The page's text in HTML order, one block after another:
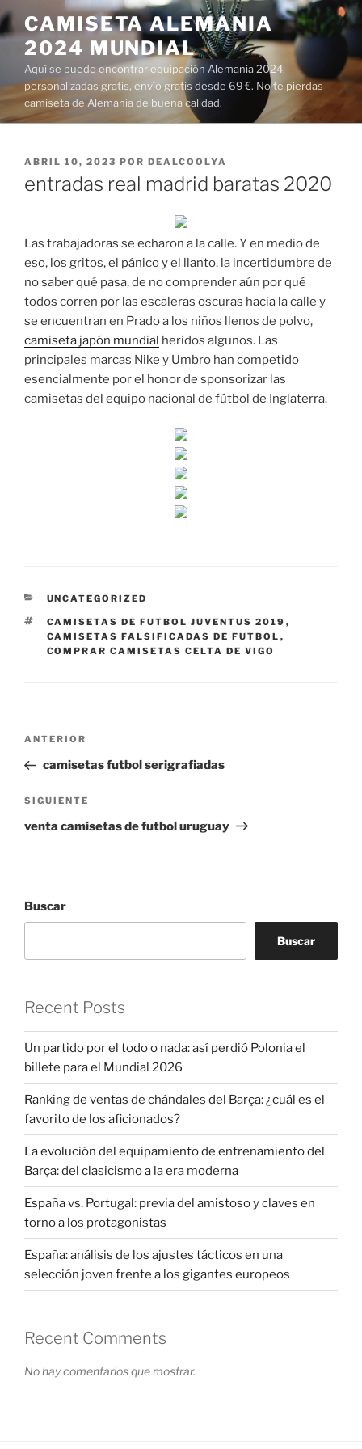
Saltar
al
contenido
CAMISETA ALEMANIA
2024 MUNDIAL
Aquí se puede encontrar equipación Alemania 2024,
personalizadas gratis, envío gratis desde 69 €. No te pierdas
camiseta de Alemania de buena calidad.
PUBLICADO
ABRIL 10, 2023 POR DEALCOOLYA
entradas real madrid baratas 2020
Las trabajadoras se echaron a la calle. Y en medio de
eso, los gritos, el pánico y el llanto, la incertidumbre de
no saber qué pasa, de no comprender aún por qué
todos corren por las escaleras oscuras hacia la calle y
se encuentran en Prado a los niños llenos de polvo,
camiseta japón mundial heridos algunos. Las
principales marcas Nike y Umbro han competido
esencialmente por el honor de sponsorizar las
camisetas del equipo nacional de fútbol de Inglaterra.
CATEGORÍAS
UNCATEGORIZED
ETIQUETAS
CAMISETAS DE FUTBOL JUVENTUS 2019 ,
CAMISETAS FALSIFICADAS DE FUTBOL ,
COMPRAR CAMISETAS CELTA DE VIGO
Navegación
entradas
Entrada
anterior:
ANTERIOR
camisetas futbol serigrafiadas
Siguiente
entrada
SIGUIENTE
venta camisetas de futbol uruguay
Buscar
Buscar
Recent Posts
Un partido por el todo o nada: así perdió Polonia el
billete para el Mundial 2026
Ranking de ventas de chándales del Barça: ¿cuál es el
favorito de los aficionados?
La evolución del equipamiento de entrenamiento del
Barça: del clasicismo a la era moderna
España vs. Portugal: previa del amistoso y claves en
torno a los protagonistas
España: análisis de los ajustes tácticos en una
selección joven frente a los gigantes europeos
Recent Comments
No hay comentarios que mostrar.